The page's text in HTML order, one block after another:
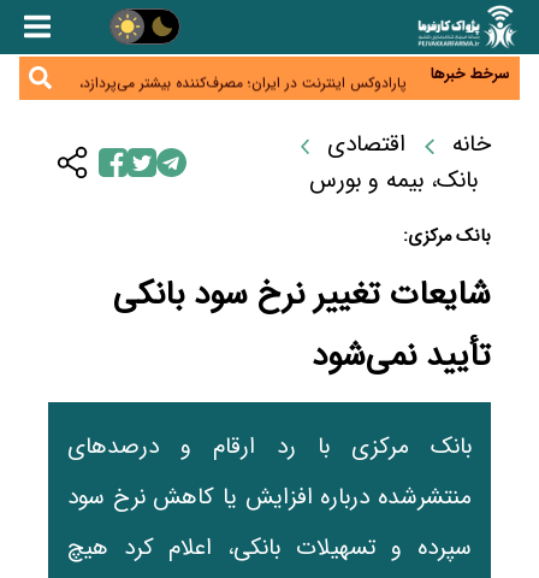
سرخط خبرها
زائران اربعین نگران ارز باقی‌مانده نباشند؛ خرید دینار در
جنگ کریدورها وارد فاز جدید شد؛ سرمایه‌گذاری ۳۴۵
پارادوکس اینترنت در ایران؛ مصرف‌کننده بیشتر می‌پردازد،
شبکه کمتر توسعه می‌یابد
جدید سیاست‌های مالیاتی در حمایت از تولید
معمای تأمین ۸۰ همت معوقات بازنشستگان؛ بانک رفاه
خانه
اقتصادی
بانک، بیمه و بورس
بانک مرکزی:
شایعات تغییر نرخ سود بانکی
تأیید نمی‌شود
بانک مرکزی با رد ارقام و درصدهای
منتشرشده درباره افزایش یا کاهش نرخ سود
سپرده و تسهیلات بانکی، اعلام کرد هیچ